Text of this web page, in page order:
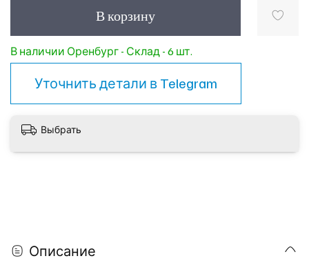
В корзину
В наличии Оренбург - Склад - 6 шт.
Уточнить детали вTelegram
Выбрать
Описание